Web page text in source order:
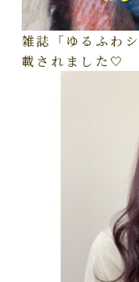
雑誌「ゆるふわ
載されました🤍